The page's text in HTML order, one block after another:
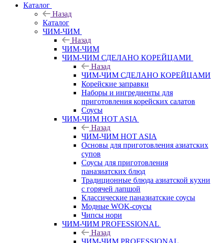
Каталог
Назад
Каталог
ЧИМ-ЧИМ
Назад
ЧИМ-ЧИМ
ЧИМ-ЧИМ СДЕЛАНО КОРЕЙЦАМИ
Назад
ЧИМ-ЧИМ СДЕЛАНО КОРЕЙЦАМИ
Корейские заправки
Наборы и ингредиенты для
приготовления корейских салатов
Соусы
ЧИМ-ЧИМ HOT ASIA
Назад
ЧИМ-ЧИМ HOT ASIA
Основы для приготовления азиатских
супов
Соусы для приготовления
паназиатских блюд
Традиционные блюда азиатской кухни
с горячей лапшой
Классические паназиатские соусы
Модные WOK-соусы
Чипсы нори
ЧИМ-ЧИМ PROFESSIONAL
Назад
ЧИМ-ЧИМ PROFESSIONAL